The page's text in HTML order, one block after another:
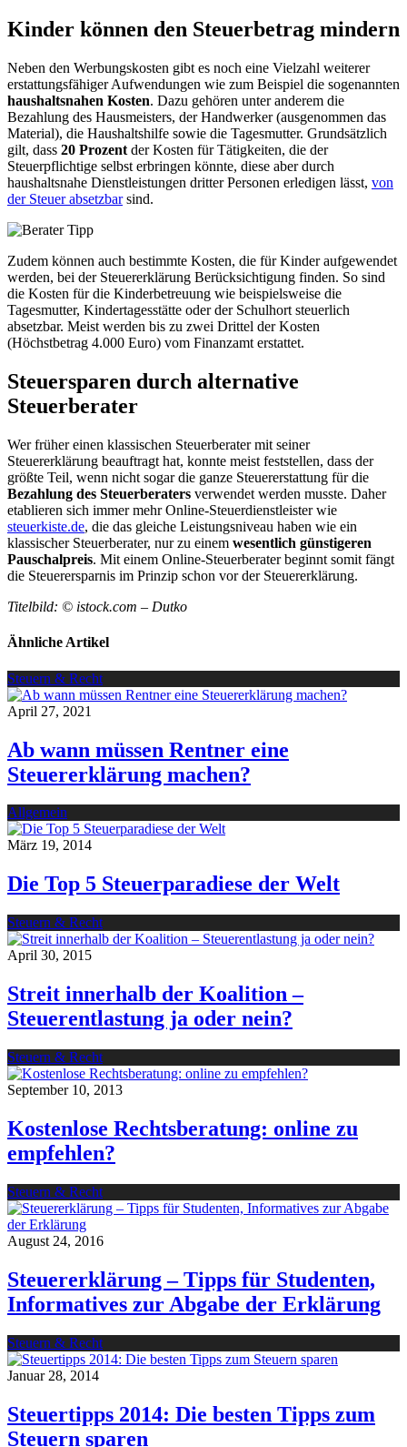
Kinder können den Steuerbetrag mindern
Neben den Werbungskosten gibt es noch eine Vielzahl weiterer
erstattungsfähiger Aufwendungen wie zum Beispiel die sogenannten
haushaltsnahen Kosten. Dazu gehören unter anderem die
Bezahlung des Hausmeisters, der Handwerker (ausgenommen das
Material), die Haushaltshilfe sowie die Tagesmutter. Grundsätzlich
gilt, dass 20 Prozent der Kosten für Tätigkeiten, die der
Steuerpflichtige selbst erbringen könnte, diese aber durch
haushaltsnahe Dienstleistungen dritter Personen erledigen lässt, von
der Steuer absetzbarsind.
Zudem können auch bestimmte Kosten, die für Kinder aufgewendet
werden, bei der Steuererklärung Berücksichtigung finden. So sind
die Kosten für die Kinderbetreuung wie beispielsweise die
Tagesmutter, Kindertagesstätte oder der Schulhort steuerlich
absetzbar. Meist werden bis zu zwei Drittel der Kosten
(Höchstbetrag 4.000 Euro) vom Finanzamt erstattet.
Steuersparen durch alternative
Steuerberater
Wer früher einen klassischen Steuerberater mit seiner
Steuererklärung beauftragt hat, konnte meist feststellen, dass der
größte Teil, wenn nicht sogar die ganze Steuererstattung für die
Bezahlung des Steuerberaters verwendet werden musste. Daher
etablieren sich immer mehr Online-Steuerdienstleister wie
steuerkiste.de, die das gleiche Leistungsniveau haben wie ein
klassischer Steuerberater, nur zu einem wesentlich günstigeren
Pauschalpreis. Mit einem Online-Steuerberater beginnt somit fängt
die Steuerersparnis im Prinzip schon vor der Steuererklärung.
Titelbild: © istock.com – Dutko
Ähnliche Artikel
Steuern & Recht
April 27, 2021
Ab wann müssen Rentner eine
Steuererklärung machen?
Allgemein
März 19, 2014
Die Top 5 Steuerparadiese der Welt
Steuern & Recht
April 30, 2015
Streit innerhalb der Koalition –
Steuerentlastung ja oder nein?
Steuern & Recht
September 10, 2013
Kostenlose Rechtsberatung: online zu
empfehlen?
Steuern & Recht
August 24, 2016
Steuererklärung – Tipps für Studenten,
Informatives zur Abgabe der Erklärung
Steuern & Recht
Januar 28, 2014
Steuertipps 2014: Die besten Tipps zum
Steuern sparen